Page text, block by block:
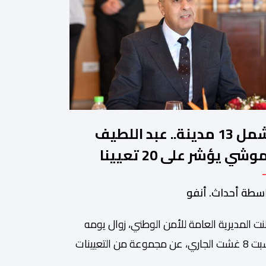
تشمل 13 مدينة.. عبد اللطيف
حموشي يؤشر على 20 تعيينا
في مناصب المسؤولية
الأمن الوطني
أحداث. أنفو
المديرية العامة للأمن الوطني، زوال يومه
السبت 8 غشت الجاري، عن مجموعة من التعيينات